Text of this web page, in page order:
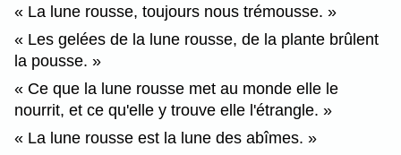
La lune rousse, toujours nous trémousse.
Les gelées de la lune rousse, de la plante brûlent
la pousse.
Ce que la lune rousse met au monde elle le
nourrit, et ce qu'elle y trouve elle l'étrangle.
La lune rousse est la lune des abîmes.